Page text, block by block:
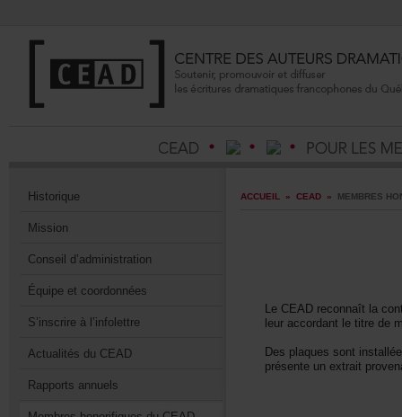
Historique
Mission
Conseild’administration
Équipeetcoordonnées
S’inscrireàl’infolettre
ActualitésduCEAD
Rapportsannuels
ACCUEIL » CEAD»